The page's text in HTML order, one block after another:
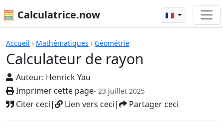
🧮 Calculatrice.now 🇫🇷
Accueil › Mathématiques › Géométrie
Calculateur de rayon
Auteur: Henrick Yau
Imprimer cette page- 23 juillet 2025
Citer ceci| Lien vers ceci| Partager ceci
Calculatrices